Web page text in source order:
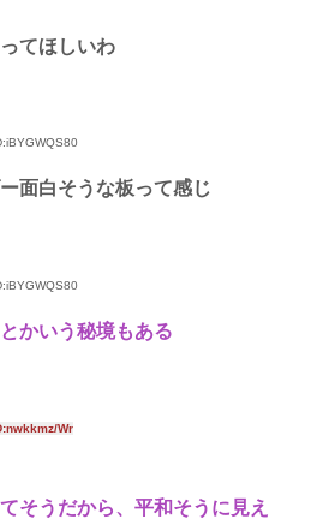
てほしいわ
面白そうな板って感じ
かいう秘境もある
Wr
そうだから、平和そうに見え